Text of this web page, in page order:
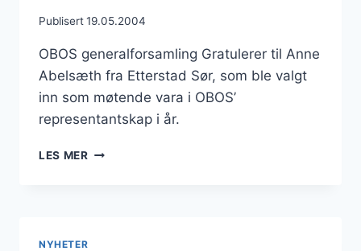
Publisert19.05.2004
OBOS generalforsamling Gratulerer til Anne
Abelsæth fra Etterstad Sør, som ble valgt
inn som møtende vara i OBOS’
representantskap i år.
LES MEROBOS
NYHETER